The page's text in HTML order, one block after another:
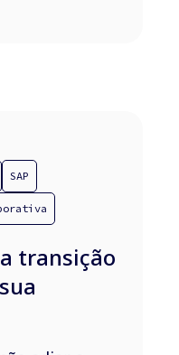
SAP
transição